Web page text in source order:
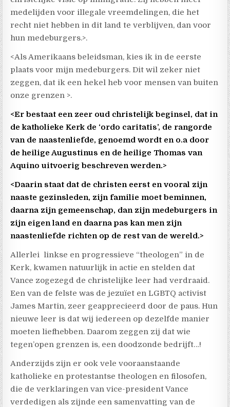
medelijden voor illegale vreemdelingen, die het
recht niet hebben in dit land te verblijven, dan voor
hun medeburgers.>.
<Als Amerikaans beleidsman, kies ik in de eerste
plaats voor mijn medeburgers. Dit wil zeker niet
zeggen, dat ik een hekel heb voor mensen van buiten
onze grenzen >.
<Er bestaat een zeer oud christelijk beginsel, dat in
de katholieke Kerk de ‘ordo caritatis’, de rangorde
van de naastenliefde, genoemd wordt en o.a door
de heilige Augustinus en de heilige Thomas van
Aquino uitvoerig beschreven werden.>
<Daarin staat dat de christen eerst en vooral zijn
naaste gezinsleden, zijn familie moet beminnen,
daarna zijn gemeenschap, dan zijn medeburgers in
zijn eigen land en daarna pas kan men zijn
naastenliefde richten op de rest van de wereld.>
Allerlei linkse en progressieve “theologen” in de
Kerk, kwamen natuurlijk in actie en stelden dat
Vance zogezegd de christelijke leer had verdraaid.
Een van de felste was de jezuïet en LGBTQ activist
James Martin, zeer geapprecieerd door de paus. Hun
nieuwe leer is dat wij iedereen op dezelfde manier
moeten liefhebben. Daarom zeggen zij dat wie
tegen’open grenzen is, een doodzonde bedrijft…!
Anderzijds zijn er ook vele vooraanstaande
katholieke en protestantse theologen en filosofen,
die de verklaringen van vice-president Vance
verdedigen als zijnde een samenvatting van de